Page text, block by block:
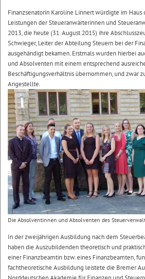
Finanzsenatorin Karoline Linnert würdigte im Haus
Leistungen der Steueranwärterinnen und
2013, die heute (31. August 2015) ihre
Schwieger, Leiter der Abteilung Steuern bei der
ausgehändigt bekamen. Erstmals wurden hierbei
und Absolventen mit einem entsprechend
Beschäftigungsverhältnis übernommen, und zwar
Angestellte.
Die Absolventinnen und Absolventen des
In der zweijährigen Ausbildung nach dem
haben die Auszubildenden theoretisch und
einer Finanzbeamtin bzw. eines Finanzbeamten,
fachtheoretische Ausbildung leistete die Bremer